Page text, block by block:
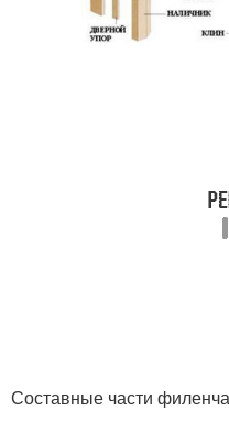
Составные части